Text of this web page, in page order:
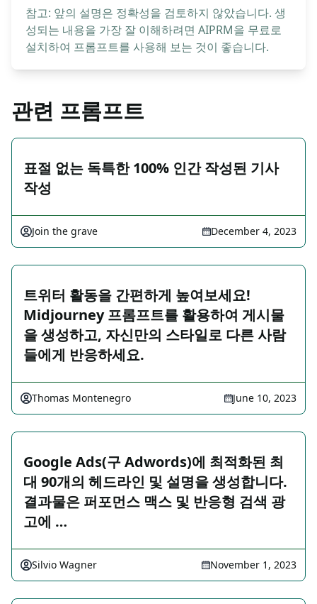
참고: 앞의 설명은 정확성을 검토하지 않았습니다. 생
성되는 내용을 가장 잘 이해하려면 AIPRM을 무료로
설치하여 프롬프트를 사용해 보는 것이 좋습니다.
관련 프롬프트
표절 없는 독특한 100% 인간 작성된 기사
작성
Join the grave December 4, 2023
트위터 활동을 간편하게 높여보세요!
Midjourney 프롬프트를 활용하여 게시물
을 생성하고, 자신만의 스타일로 다른 사람
들에게 반응하세요.
Thomas Montenegro June 10, 2023
Google Ads(구 Adwords)에 최적화된 최
대 90개의 헤드라인 및 설명을 생성합니다.
결과물은 퍼포먼스 맥스 및 반응형 검색 광
고에 …
Silvio Wagner November 1, 2023